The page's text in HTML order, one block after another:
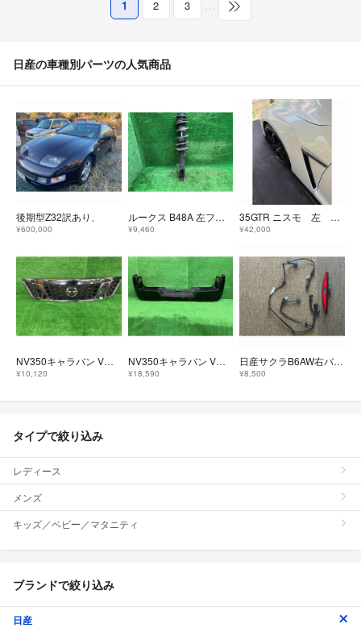
1 2 3 …
日産の車種別パーツの人気商品
後期型Z32訳あり、
¥600,000
ルークス B48A 左フロントストラット ハイウェイスター Gターボ 4WD 54303-7NB2A E4303-7NB2A XEL
¥9,460
35GTR ニスモ 左 アルミフェンダー フロントLH
¥42,000
NV350キャラバン VW6E26 ラジエーターグリル・フロントグリル ロング低床プレミアムGX 4WD 5人 62310-3XA0C KH3
¥10,120
NV350キャラバン VW6E26 リアバンパー・リヤバンパー ロング低床プレミアムGX 4WD 5人 85022-3XA4A KH3
¥18,590
日産サクラB6AW右バックフォグをバックランプにする資材
¥8,500
タイプで絞り込み
レディース
メンズ
キッズ／ベビー／マタニティ
ブランドで絞り込み
日産